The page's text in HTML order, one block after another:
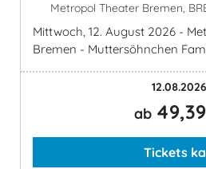
Metropol Theater Bremen,
Mittwoch, 12. August 2026 -
Bremen - Muttersöhnchen
12.08.2026
ab
Tickets